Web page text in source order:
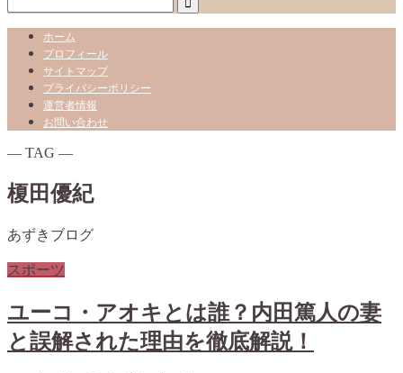
ホーム
プロフィール
サイトマップ
プライバシーポリシー
運営者情報
お問い合わせ
― TAG ―
榎田優紀
あずきブログ
スポーツ
ユーコ・アオキとは誰？内田篤人の妻
と誤解された理由を徹底解説！